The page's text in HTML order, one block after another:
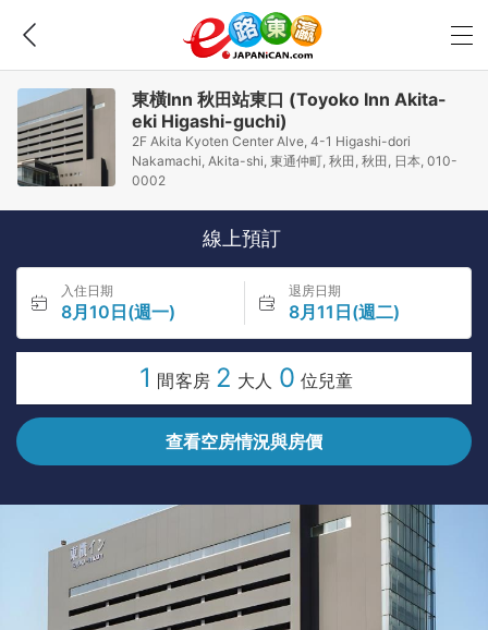
東橫Inn 秋田站東口 (Toyoko Inn Akita-
eki Higashi-guchi)
2F Akita Kyoten Center Alve, 4-1 Higashi-dori
Nakamachi, Akita-shi, 東通仲町, 秋田, 秋田, 日本, 010-
0002
線上預訂
入住日期
8月10日(週一)
退房日期
8月11日(週二)
1 間客房 2 大人 0 位兒童
查看空房情況與房價